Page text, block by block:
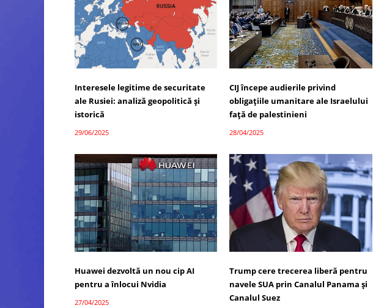
Interesele legitime de securitate
ale Rusiei: analiză geopolitică și
istorică
29/06/2025
CIJ începe audierile privind
obligațiile umanitare ale Israelului
față de palestinieni
28/04/2025
Huawei dezvoltă un nou cip AI
pentru a înlocui Nvidia
27/04/2025
Trump cere trecerea liberă pentru
navele SUA prin Canalul Panama și
Canalul Suez